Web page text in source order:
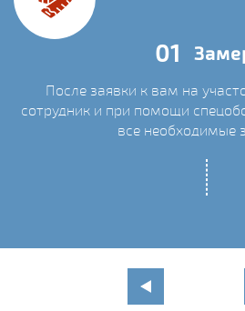
01
После заявки к вам на
сотрудник и при помощи
все необходимые